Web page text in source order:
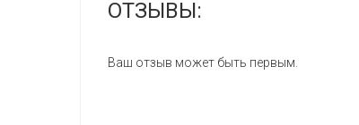
ОТЗЫВЫ:
Ваш отзыв может быть первым.